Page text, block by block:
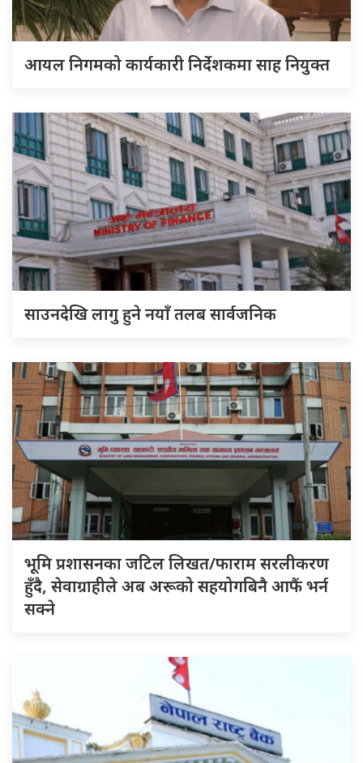
आयल निगमको कार्यकारी निर्देशकमा साह नियुक्त
साउनदेखि लागु हुने नयाँ तलब सार्वजनिक
भूमि प्रशासनका जटिल लिखत/फाराम सरलीकरण
हुँदै, सेवाग्राहीले अब अरूको सहयोगबिनै आफैं भर्न
सक्ने